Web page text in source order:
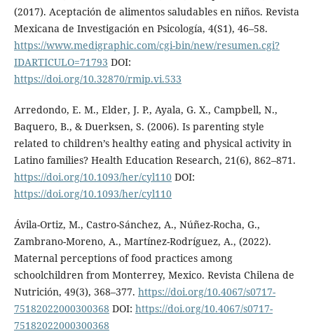
(2017). Aceptación de alimentos saludables en niños. Revista
Mexicana de Investigación en Psicología, 4(S1), 46–58.
https://www.medigraphic.com/cgi-bin/new/resumen.cgi?
IDARTICULO=71793 DOI:
https://doi.org/10.32870/rmip.vi.533
Arredondo, E. M., Elder, J. P., Ayala, G. X., Campbell, N.,
Baquero, B., & Duerksen, S. (2006). Is parenting style
related to children’s healthy eating and physical activity in
Latino families? Health Education Research, 21(6), 862–871.
https://doi.org/10.1093/her/cyl110DOI:
https://doi.org/10.1093/her/cyl110
Ávila-Ortiz, M., Castro-Sánchez, A., Núñez-Rocha, G.,
Zambrano-Moreno, A., Martínez-Rodríguez, A., (2022).
Maternal perceptions of food practices among
schoolchildren from Monterrey, Mexico. Revista Chilena de
Nutrición, 49(3), 368–377. https://doi.org/10.4067/s0717-
75182022000300368 DOI: https://doi.org/10.4067/s0717-
75182022000300368